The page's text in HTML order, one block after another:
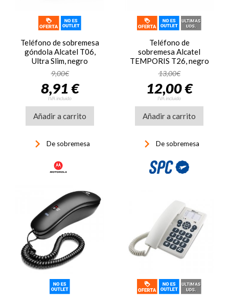
Teléfono de sobremesa
góndola Alcatel T06,
Ultra Slim, negro
9,00€
8,91 €
IVA incluido
Añadir a carrito
keyboard_arrow_right De sobremesa
Teléfono de
sobremesa Alcatel
TEMPORIS T26, negro
13,00€
12,00 €
IVA incluido
Añadir a carrito
keyboard_arrow_right De sobremesa